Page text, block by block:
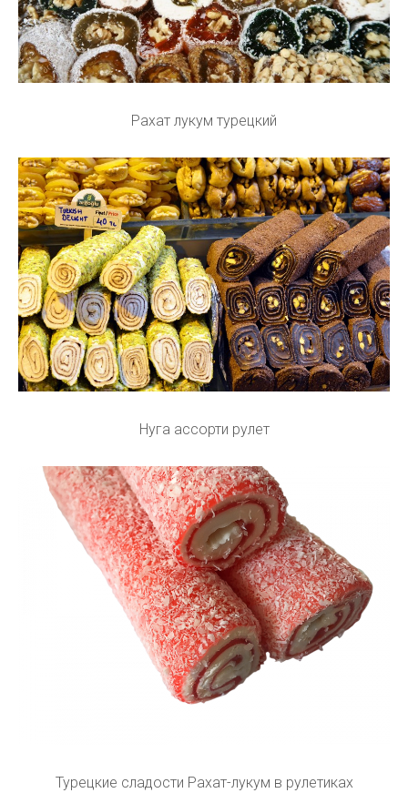
Рахат лукум турецкий
Нуга ассорти рулет
Турецкие сладости Рахат-лукум в рулетиках